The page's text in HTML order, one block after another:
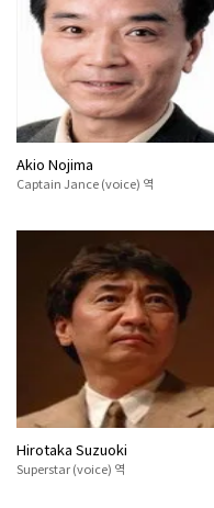
Akio Nojima
Captain Jance (voice) 역
Hirotaka Suzuoki
Superstar (voice) 역